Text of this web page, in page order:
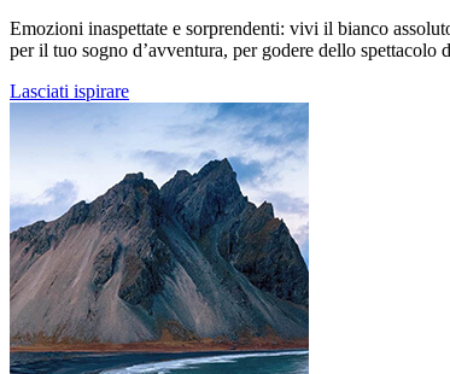
Emozioni inaspettate e sorprendenti: vivi il bianco
per il tuo sogno d’avventura, per godere dello spettacolo
Lasciati ispirare